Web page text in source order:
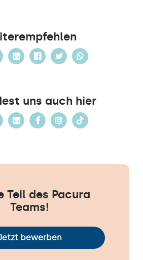
uns auch hier
Teil des Pacura
Teams!
bewerben